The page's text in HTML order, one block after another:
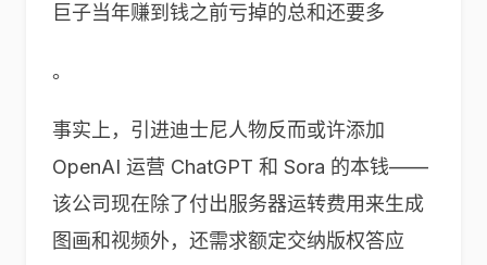
巨子当年赚到钱之前亏掉的总和还要多
。
事实上，引进迪士尼人物反而或许添加
OpenAI 运营 ChatGPT 和 Sora 的本钱——
该公司现在除了付出服务器运转费用来生成
图画和视频外，还需求额定交纳版权答应